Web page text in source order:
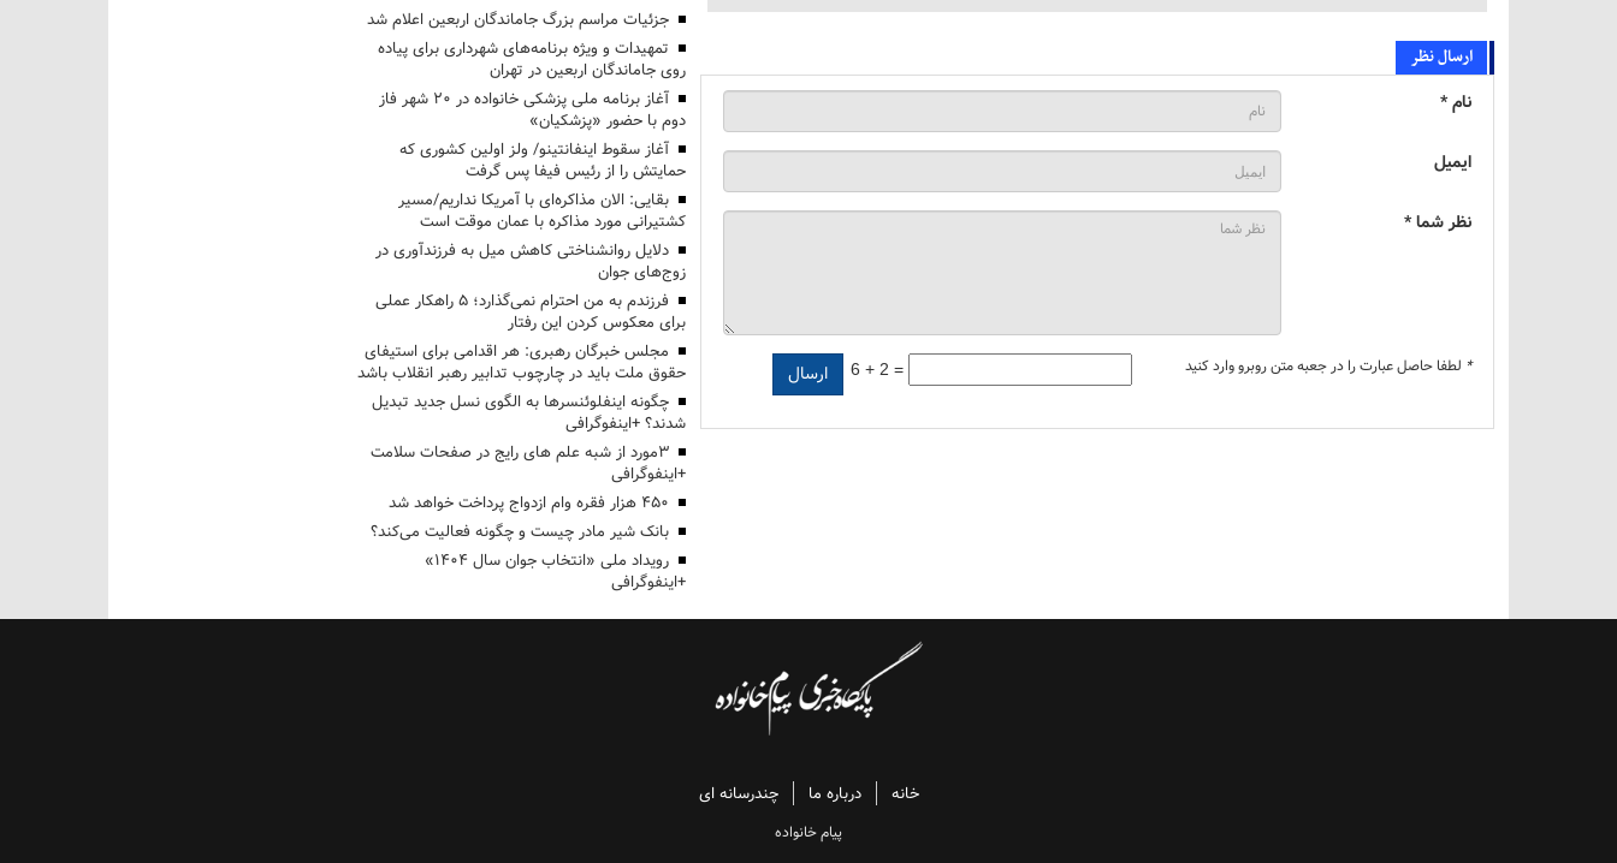
ارسال نظر
نام *
ایمیل
نظر شما *
* لطفا حاصل عبارت را در جعبه متن روبرو وارد کنید 6 + 2 =
جزئیات مراسم بزرگ جاماندگان اربعین اعلام شد
تمهیدات و ویژه برنامه‌های شهرداری برای پیاده
روی جاماندگان اربعین در تهران
آغاز برنامه ملی پزشکی خانواده در ۲۰ شهر فاز
دوم با حضور «پزشکیان»
آغاز سقوط اینفانتینو/ ولز اولین کشوری که
حمایتش را از رئیس فیفا پس گرفت
بقایی: الان مذاکره‌ای با آمریکا نداریم/مسیر
کشتیرانی مورد مذاکره با عمان موقت است
دلایل روانشناختی کاهش میل به فرزندآوری در
زوج‌های جوان
فرزندم به من احترام نمی‌گذارد؛ ۵ راهکار عملی
برای معکوس کردن این رفتار
مجلس خبرگان رهبری: هر اقدامی برای استیفای
حقوق ملت باید در چارچوب تدابیر رهبر انقلاب باشد
چگونه اینفلوئنسرها به الگوی نسل جدید تبدیل
شدند؟ +اینفوگرافی
3مورد از شبه علم های رایج در صفحات سلامت
+اینفوگرافی
۴۵۰ هزار فقره وام ازدواج پرداخت خواهد شد
بانک شیر مادر چیست و چگونه فعالیت می‌کند؟
رویداد ملی «انتخاب جوان سال ۱۴۰۴»
+اینفوگرافی
خانه درباره ما چندرسانه ای
پیام خانواده